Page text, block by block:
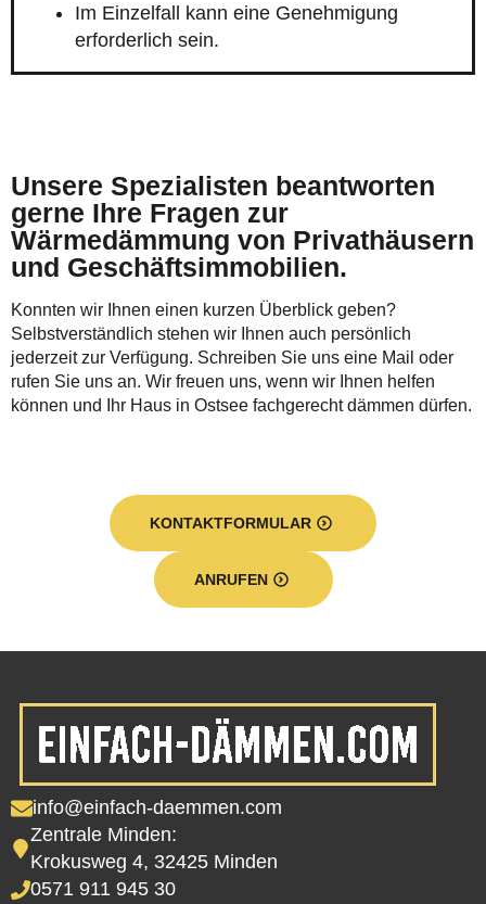
Im Einzelfall kann eine Genehmigung
erforderlich sein.
Unsere Spezialisten beantworten
gerne Ihre Fragen zur
Wärmedämmung von Privathäusern
und Geschäftsimmobilien.
Konnten wir Ihnen einen kurzen Überblick geben?
Selbstverständlich stehen wir Ihnen auch persönlich
jederzeit zur Verfügung. Schreiben Sie uns eine Mail oder
rufen Sie uns an. Wir freuen uns, wenn wir Ihnen helfen
können und Ihr Haus in Ostsee fachgerecht dämmen dürfen.
KONTAKTFORMULAR
ANRUFEN
info@einfach-daemmen.com
Zentrale Minden:
Krokusweg 4, 32425 Minden
0571 911 945 30